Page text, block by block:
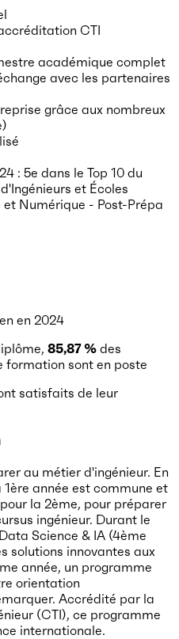
CTI
académique complet
avec les partenaires
grâce aux nombreux
: 5e dans le Top 10 du
et Écoles
Numérique - Post-Prépa
en 2024
85,87 % des
formation sont en poste
satisfaits de leur
au métier d'ingénieur. En
année est commune et
la 2ème, pour préparer
ingénieur. Durant le
Science & IA (4ème
solutions innovantes aux
année, un programme
orientation
Accrédité par la
(CTI), ce programme
internationale.